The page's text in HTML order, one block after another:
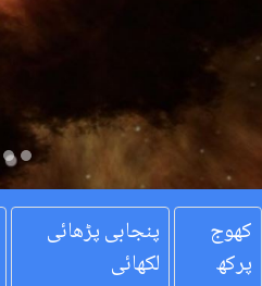
پنجابی پڑھائی
لکھائی
کھوج
پرکھ